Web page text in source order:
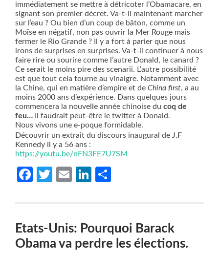
immédiatement se mettre à détricoter l’Obamacare, en
signant son premier décret. Va-t-il maintenant marcher
sur l’eau ? Ou bien d’un coup de bâton, comme un
Moïse en négatif, non pas ouvrir la Mer Rouge mais
fermer le Rio Grande ? Il y a fort à parier que nous
irons de surprises en surprises. Va-t-il continuer à nous
faire rire ou sourire comme l’autre Donald, le canard ?
Ce serait le moins pire des scenarii. L’autre possibilité
est que tout cela tourne au vinaigre. Notamment avec
la Chine, qui en matière d’empire et deChina first, a au
moins 2000 ans d’expérience. Dans quelques jours
commencera la nouvelle année chinoise ducoq de
feu…
Il faudrait peut-être le twitter à Donald.
Nous vivons une e-poque formidable.
Découvrir un extrait du discours inaugural de J.F
Kennedy il y a 56 ans :
https://youtu.be/nFN3FE7U7SM
Facebook
Twitter
EmailLinkedIn
Etats-Unis: Pourquoi Barack
Obama va perdre les élections.